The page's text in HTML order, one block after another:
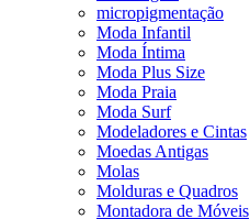
micropigmentação
Moda Infantil
Moda Íntima
Moda Plus Size
Moda Praia
Moda Surf
Modeladores e Cintas
Moedas Antigas
Molas
Molduras e Quadros
Montadora de Móveis